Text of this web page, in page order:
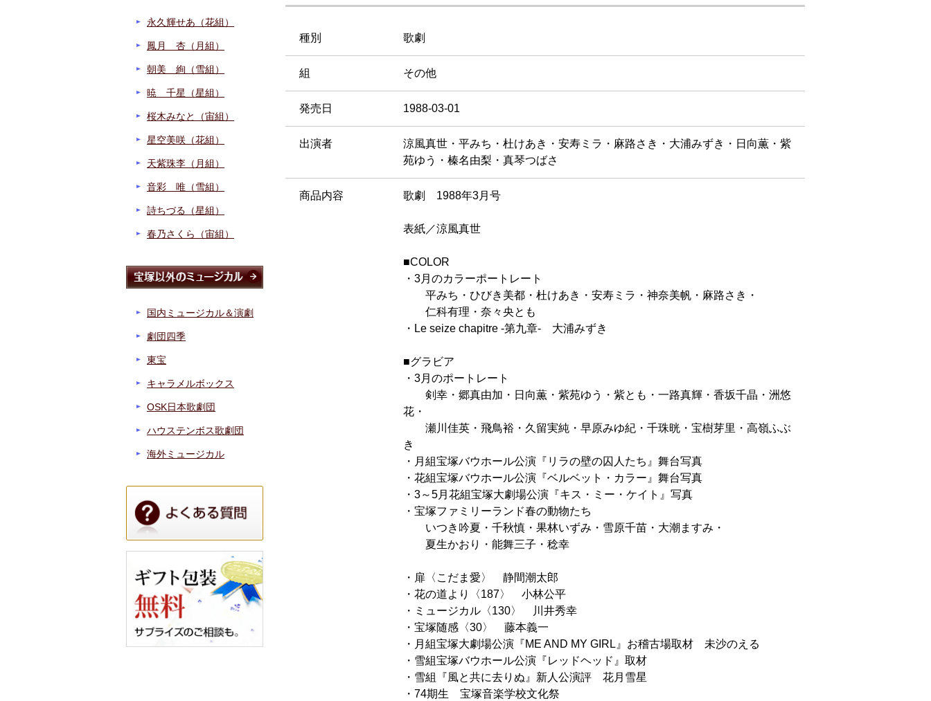
種別 歌劇
組 その他
発売日 1988-03-01
出演者
涼風真世・平みち・杜けあき・安寿ミラ・麻路さき・大浦みずき・日向薫・紫
苑ゆう・榛名由梨・真琴つばさ
商品内容 歌劇 1988年3月号
表紙／涼風真世
■COLOR
・3月のカラーポートレート
平みち・ひびき美都・杜けあき・安寿ミラ・神奈美帆・麻路さき・
仁科有理・奈々央とも
・Le seize chapitre -第九章- 大浦みずき
■グラビア
・3月のポートレート
剣幸・郷真由加・日向薫・紫苑ゆう・紫とも・一路真輝・香坂千晶・洲悠
花・
瀬川佳英・飛鳥裕・久留実純・早原みゆ紀・千珠晄・宝樹芽里・高嶺ふぶ
き
・月組宝塚バウホール公演『リラの壁の囚人たち』舞台写真
・花組宝塚バウホール公演『ベルベット・カラー』舞台写真
・3～5月花組宝塚大劇場公演『キス・ミー・ケイト』写真
・宝塚ファミリーランド春の動物たち
いつき吟夏・千秋慎・果林いずみ・雪原千苗・大潮ますみ・
夏生かおり・能舞三子・稔幸
・扉〈こだま愛〉 静間潮太郎
・花の道より〈187〉 小林公平
・ミュージカル〈130〉 川井秀幸
・宝塚随感〈30〉 藤本義一
・月組宝塚大劇場公演『ME AND MY GIRL』お稽古場取材 未沙のえる
・雪組宝塚バウホール公演『レッドヘッド』取材
・雪組『風と共に去りぬ』新人公演評 花月雪星
・74期生 宝塚音楽学校文化祭
永久輝せあ（花組）
鳳月 杏（月組）
朝美 絢（雪組）
暁 千星（星組）
桜木みなと（宙組）
星空美咲（花組）
天紫珠李（月組）
音彩 唯（雪組）
詩ちづる（星組）
春乃さくら（宙組）
国内ミュージカル＆演劇
劇団四季
東宝
キャラメルボックス
OSK日本歌劇団
ハウステンボス歌劇団
海外ミュージカル